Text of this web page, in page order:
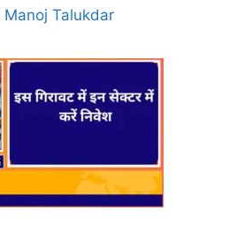
Manoj Talukdar